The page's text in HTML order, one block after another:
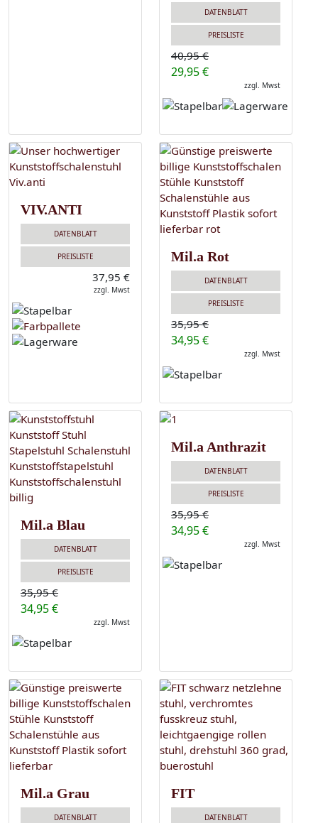
DATENBLATT
PREISLISTE
40,95 €
29,95 €
zzgl. Mwst
VIV.ANTI
DATENBLATT
PREISLISTE
37,95 €
zzgl. Mwst
Mil.a Rot
DATENBLATT
PREISLISTE
35,95 €
34,95 €
zzgl. Mwst
Mil.a Blau
DATENBLATT
PREISLISTE
35,95 €
34,95 €
zzgl. Mwst
Mil.a Anthrazit
DATENBLATT
PREISLISTE
35,95 €
34,95 €
zzgl. Mwst
Mil.a Grau
DATENBLATT
FIT
DATENBLATT